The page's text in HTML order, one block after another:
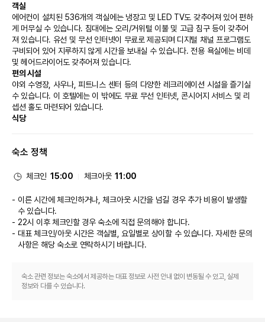
객실
에어컨이 설치된 536개의 객실에는 냉장고 및 LED TV도 갖추어져 있어 편하
게 머무실 수 있습니다. 침대에는 오리/거위털 이불 및 고급 침구 등이 갖추어
져 있습니다. 유선 및 무선 인터넷이 무료로 제공되며 디지털 채널 프로그램도
구비되어 있어 지루하지 않게 시간을 보내실 수 있습니다. 전용 욕실에는 비데
및 헤어드라이어도 갖추어져 있습니다.
편의 시설
야외 수영장, 사우나, 피트니스 센터 등의 다양한 레크리에이션 시설을 즐기실
수 있습니다. 이 호텔에는 이 밖에도 무료 무선 인터넷, 콘시어지 서비스 및 리
셉션 홀도 마련되어 있습니다.
식당
매일 06:30 ~ 11:00에 유료로 이용하실 수 있습니다.
대표적인 편의 시설과 서비스로는 무료 유선 인터넷, 간편 체크인, 드라이클리
다.
개조 공사
아래 시설 또는 서비스는 2027년 1월 4일 ~ 2027년 1월 8일에 이용하실 수
없습니다(날짜는 변경될 수 있음).
피트니스 시설
숙소 정책
체크인 15:00 체크아웃 11:00
이른 시간에 체크인하거나, 체크아웃 시간을 넘길 경우 추가 비용이 발생할
수 있습니다.
22시 이후 체크인할 경우 숙소에 직접 문의해야 합니다.
대표 체크인/아웃 시간은 객실별, 요일별로 상이할 수 있습니다. 자세한 문의
사항은 해당 숙소로 연락하시기 바랍니다.
숙소 관련 정보는 숙소에서 제공하는 대표 정보로 사전 안내 없이 변동될 수 있고, 실제
정보와 다를 수 있습니다.